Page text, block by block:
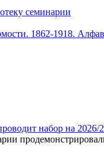
семинарии
1862-1918.
набор на